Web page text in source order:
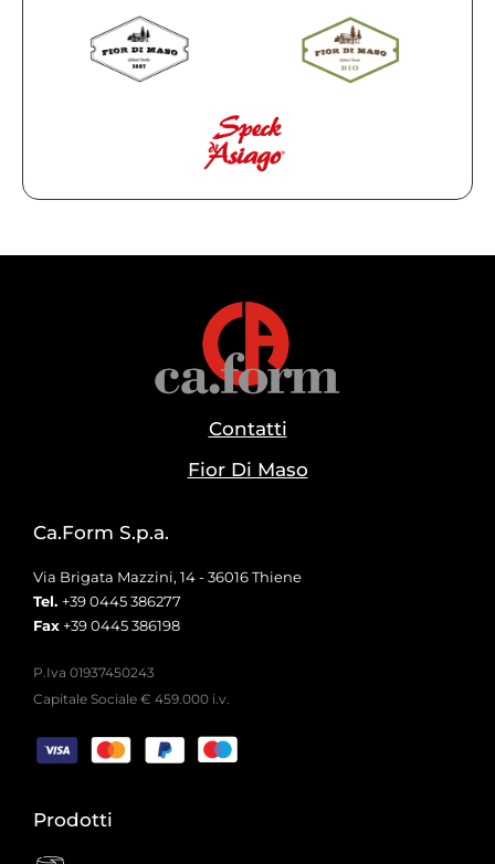
Contatti
Fior Di Maso
Ca.Form S.p.a.
Via Brigata Mazzini, 14 - 36016 Thiene
Tel. +39 0445 386277
Fax +39 0445 386198
P.Iva 01937450243
Capitale Sociale € 459.000 i.v.
Prodotti